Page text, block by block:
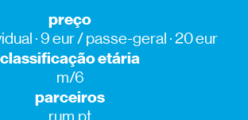
preço
· 9 eur / passe-geral · 20 eur
classificação etária
m/6
parceiros
rum.pt